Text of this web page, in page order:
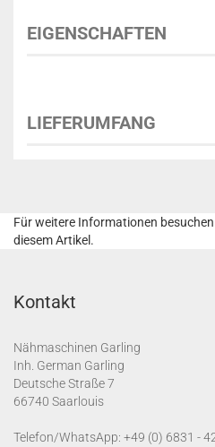
EIGENSCHAFTEN
LIEFERUMFANG
Für weitere Informationen
diesem Artikel.
Kontakt
Nähmaschinen Garling
Inh. German Garling
Deutsche Straße 7
66740 Saarlouis
Telefon/WhatsApp: +49 (0) 6831 -